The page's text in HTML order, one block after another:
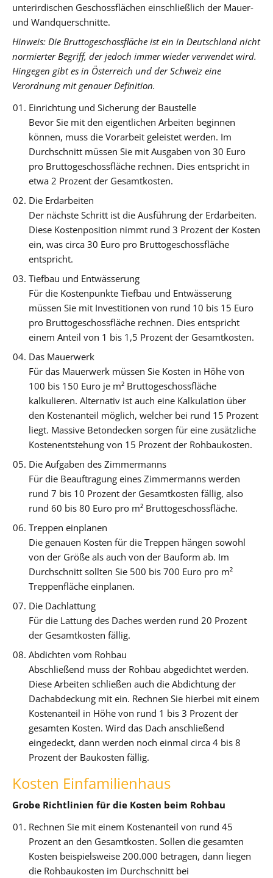
unterirdischen Geschossflächen einschließlich der Mauer-
und Wandquerschnitte.
Hinweis: Die Bruttogeschossfläche ist ein in Deutschland nicht
normierter Begriff, der jedoch immer wieder verwendet wird.
Hingegen gibt es in Österreich und der Schweiz eine
Verordnung mit genauer Definition.
Einrichtung und Sicherung der Baustelle
Bevor Sie mit den eigentlichen Arbeiten beginnen
können, muss die Vorarbeit geleistet werden. Im
Durchschnitt müssen Sie mit Ausgaben von 30 Euro
pro Bruttogeschossfläche rechnen. Dies entspricht in
etwa 2 Prozent der Gesamtkosten.
Die Erdarbeiten
Der nächste Schritt ist die Ausführung der Erdarbeiten.
Diese Kostenposition nimmt rund 3 Prozent der Kosten
ein, was circa 30 Euro pro Bruttogeschossfläche
entspricht.
Tiefbau und Entwässerung
Für die Kostenpunkte Tiefbau und Entwässerung
müssen Sie mit Investitionen von rund 10 bis 15 Euro
pro Bruttogeschossfläche rechnen. Dies entspricht
einem Anteil von 1 bis 1,5 Prozent der Gesamtkosten.
Das Mauerwerk
Für das Mauerwerk müssen Sie Kosten in Höhe von
100 bis 150 Euro je m² Bruttogeschossfläche
kalkulieren. Alternativ ist auch eine Kalkulation über
den Kostenanteil möglich, welcher bei rund 15 Prozent
liegt. Massive Betondecken sorgen für eine zusätzliche
Kostenentstehung von 15 Prozent der Rohbaukosten.
Die Aufgaben des Zimmermanns
Für die Beauftragung eines Zimmermanns werden
rund 7 bis 10 Prozent der Gesamtkosten fällig, also
rund 60 bis 80 Euro pro m² Bruttogeschossfläche.
Treppen einplanen
Die genauen Kosten für die Treppen hängen sowohl
von der Größe als auch von der Bauform ab. Im
Durchschnitt sollten Sie 500 bis 700 Euro pro m²
Treppenfläche einplanen.
Die Dachlattung
Für die Lattung des Daches werden rund 20 Prozent
der Gesamtkosten fällig.
Abdichten vom Rohbau
Abschließend muss der Rohbau abgedichtet werden.
Diese Arbeiten schließen auch die Abdichtung der
Dachabdeckung mit ein. Rechnen Sie hierbei mit einem
Kostenanteil in Höhe von rund 1 bis 3 Prozent der
gesamten Kosten. Wird das Dach anschließend
eingedeckt, dann werden noch einmal circa 4 bis 8
Prozent der Baukosten fällig.
Kosten Einfamilienhaus
Grobe Richtlinien für die Kosten beim Rohbau
Rechnen Sie mit einem Kostenanteil von rund 45
Prozent an den Gesamtkosten. Sollen die gesamten
Kosten beispielsweise 200.000 betragen, dann liegen
die Rohbaukosten im Durchschnitt bei